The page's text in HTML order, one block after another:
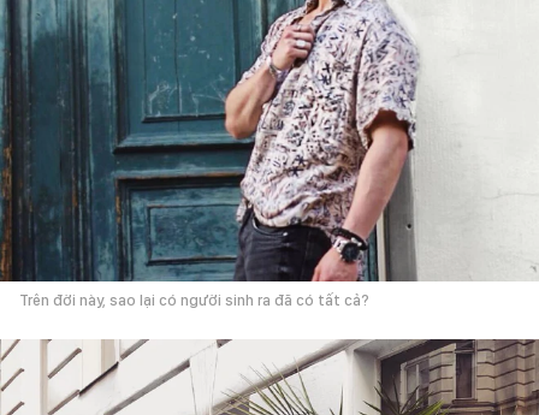
Trên đời này, sao lại có người sinh ra đã có tất cả?